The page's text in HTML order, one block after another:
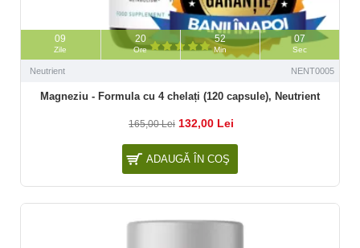
09
Zile
20
Ore
52
Min
06
Sec
Neutrient NENT0005
Magneziu - Formula cu 4 chelați (120 capsule), Neutrient
165,00 Lei 132,00 Lei
ADAUGĂ ÎN COŞ